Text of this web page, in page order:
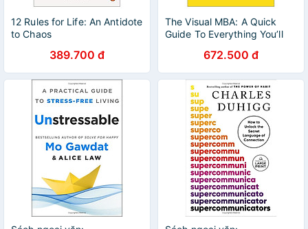
12 Rules for Life: An Antidote
to Chaos
389.700 đ
The Visual MBA: A Quick
Guide To Everything You’ll
Business School
672.500 đ